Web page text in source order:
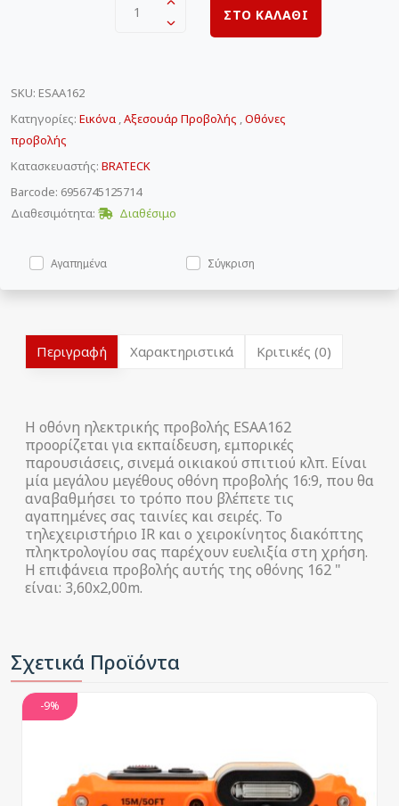
1 ΣΤΟ ΚΑΛΑΘΙ
SKU: ESAA162
Κατηγορίες: Εικόνα ,Αξεσουάρ Προβολής ,Οθόνες
προβολής
Κατασκευαστής: BRATECK
Barcode: 6956745125714
Διαθεσιμότητα:
Διαθέσιμο
Αγαπημένα Σύγκριση
Περιγραφή Χαρακτηριστικά Κριτικές (0)
Η οθόνη ηλεκτρικής προβολής ESAA162
προορίζεται για εκπαίδευση, εμπορικές
παρουσιάσεις, σινεμά οικιακού σπιτιού κλπ. Είναι
μία μεγάλου μεγέθους οθόνη προβολής 16:9, που θα
αναβαθμήσει το τρόπο που βλέπετε τις
αγαπημένες σας ταινίες και σειρές. Το
τηλεχειριστήριο IR και ο χειροκίνητος διακόπτης
πληκτρολογίου σας παρέχουν ευελιξία στη χρήση.
Η επιφάνεια προβολής αυτής της οθόνης 162 "
είναι: 3,60x2,00m.
Σχετικά Προϊόντα
-9%